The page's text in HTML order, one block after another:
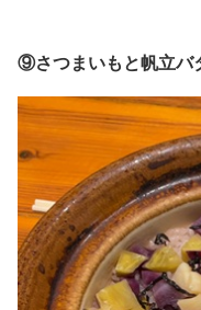
⑨さつまいもと帆立バ